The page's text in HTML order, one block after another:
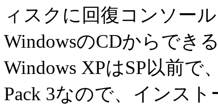
ィスクに回復コンソー
WindowsのCDからでき
Windows XPはSP以前で
Pack 3なので、インス